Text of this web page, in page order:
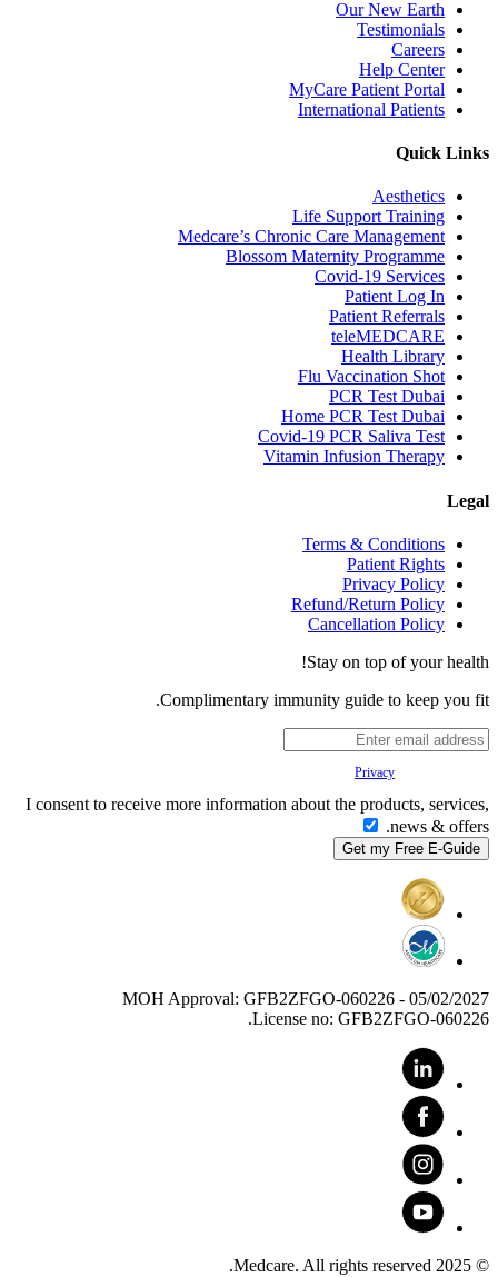
Our New Earth
Testimonials
Careers
Help Center
MyCare Patient Portal
International Patients
Quick Links
Aesthetics
Life Support Training
Medcare’s Chronic Care Management
Blossom Maternity Programme
Covid-19 Services
Patient Log In
Patient Referrals
teleMEDCARE
Health Library
Flu Vaccination Shot
PCR Test Dubai
Home PCR Test Dubai
Covid-19 PCR Saliva Test
Vitamin Infusion Therapy
Legal
Terms & Conditions
Patient Rights
Privacy Policy
Refund/Return Policy
Cancellation Policy
Stay on top of your health!
Complimentary immunity guide to keep you fit.
Privacy
I consent to receive more information about the products, services,
news & offers.
MOH Approval: GFB2ZFGO-060226 - 05/02/2027
License no: GFB2ZFGO-060226.
© 2025 Medcare. All rights reserved.